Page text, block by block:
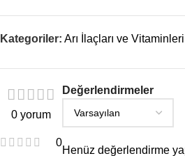
Kategoriler: Arı İlaçları ve Vitaminleri
0 yorum
0
Değerlendirmeler
Henüz değerlendirme